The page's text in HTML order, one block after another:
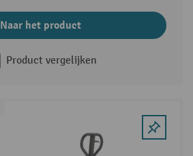
Naar het product
Product vergelijken